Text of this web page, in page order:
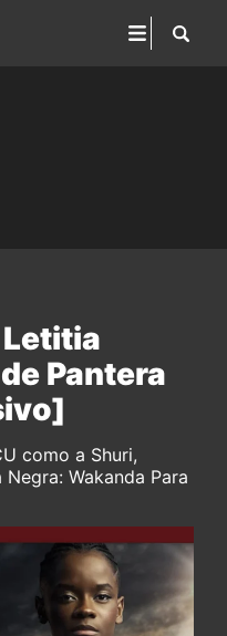
Pantera
como a Shuri,
Wakanda Para